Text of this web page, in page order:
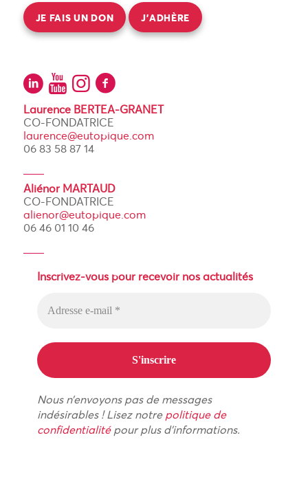
JE FAIS UN DON J’ADHÈRE
Laurence BERTEA-GRANET
CO-FONDATRICE
laurence@eutopique.com
06 83 58 87 14
Aliénor MARTAUD
CO-FONDATRICE
alienor@eutopique.com
06 46 01 10 46
Inscrivez-vous pour recevoir nos actualités
Nous n’envoyons pas de messages
indésirables ! Lisez notre politique de
confidentialitépour plus d’informations.